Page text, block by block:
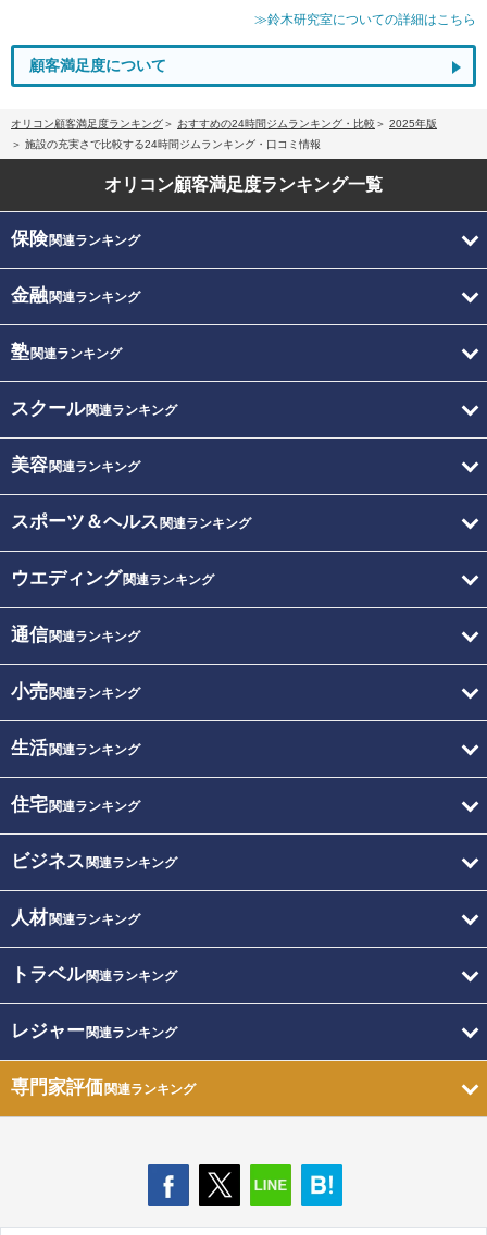
≫鈴木研究室についての詳細はこちら
顧客満足度について
オリコン顧客満足度ランキング おすすめの24時間ジムランキング・比較
2025年版
施設の充実さで比較する24時間ジムランキング・口コミ情報
オリコン顧客満足度ランキング一覧
保険関連ランキング
金融関連ランキング
塾関連ランキング
スクール関連ランキング
美容関連ランキング
スポーツ＆ヘルス 関連ランキング
ウエディング関連ランキング
通信関連ランキング
小売関連ランキング
生活関連ランキング
住宅関連ランキング
ビジネス 関連ランキング
人材関連ランキング
トラベル関連ランキング
レジャー関連ランキング
専門家評価関連ランキング